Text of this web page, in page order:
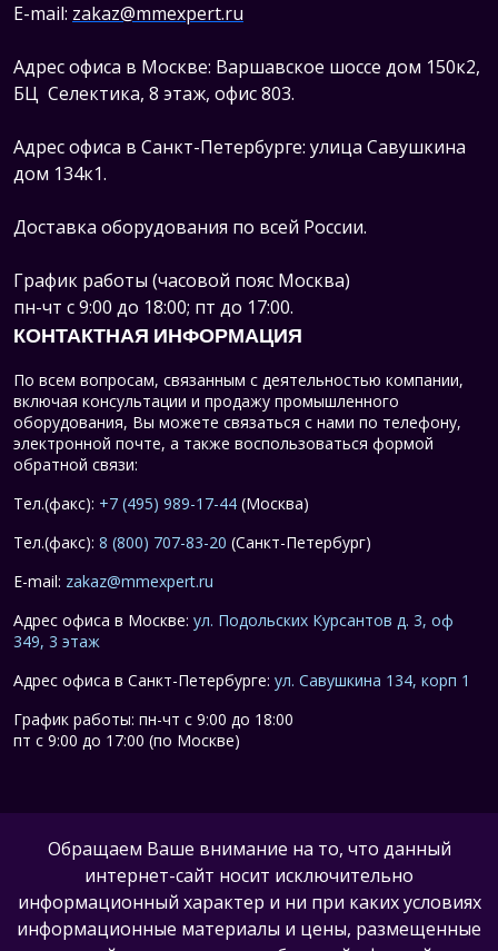
E-mail: zakaz@mmexpert.ru
Адрес офиса в Москве: Варшавское шоссе дом 150к2,
БЦ Селектика, 8 этаж, офис 803.
Адрес офиса в Санкт-Петербурге: улица Савушкина
дом 134к1.
Доставка оборудования по всей России.
График работы (часовой пояс Москва)
пн-чт с 9:00 до 18:00; пт до 17:00.
КОНТАКТНАЯ ИНФОРМАЦИЯ
По всем вопросам, связанным с деятельностью компании,
включая консультации и продажу промышленного
оборудования, Вы можете связаться с нами по телефону,
электронной почте, а также воспользоваться формой
обратной связи:
Тел.(факс): +7 (495) 989-17-44 (Москва)
Тел.(факс): 8 (800) 707-83-20 (Санкт-Петербург)
E-mail: zakaz@mmexpert.ru
Адрес офиса в Москве: ул. Подольских Курсантов д. 3, оф
349, 3 этаж
Адрес офиса в Санкт-Петербурге: ул. Савушкина 134, корп 1
График работы: пн-чт с 9:00 до 18:00
пт с 9:00 до 17:00 (по Москве)
Обращаем Ваше внимание на то, что данный
интернет-сайт носит исключительно
информационный характер и ни при каких условиях
информационные материалы и цены, размещенные